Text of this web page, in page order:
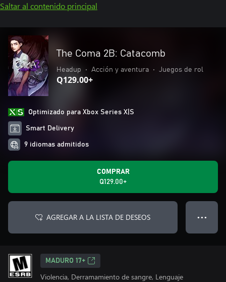
Saltar al contenido principal
The Coma 2B: Catacomb
Headup • Acción y aventura • Juegos de rol
Q129.00+
Optimizado para Xbox Series X|S
Smart Delivery
9 idiomas admitidos
COMPRAR
Q129.00+
AGREGAR A LA LISTA DE DESEOS ● ● ●
MADURO 17+
Violencia, Derramamiento de sangre, Lenguaje